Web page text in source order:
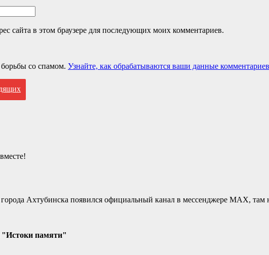
сайта в этом браузере для последующих моих комментариев.
борьбы со спамом. Узнайте, как обрабатываются ваши данные комментариев
Ахтубинска появился официальный канал в мессенджере MAX, там
"Истоки памяти"